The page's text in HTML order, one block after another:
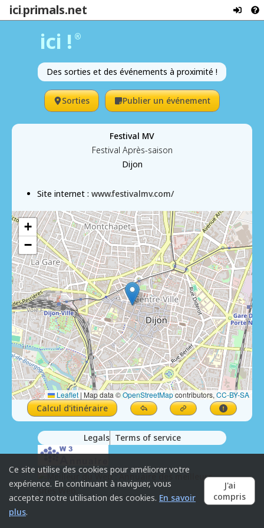
ici.primals.net
ici ! ®
Des sorties et des événements à proximité !
Sorties Publier un événement
Festival MV
Festival Après-saison
Dijon
Site internet : www.festivalmv.com/
+
−
Leaflet | Map data ©OpenStreetMapcontributors, CC-BY-SA
Calcul d'itinéraire
Legals Terms of service
Ce site utilise des cookies pour améliorer votre
expérience. En continuant à naviguer, vous
acceptez notre utilisation des cookies. En savoir
plus.
J'ai
compris